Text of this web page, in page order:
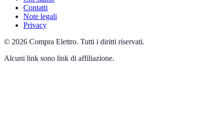
Contatti
Note legali
Privacy
© 2026 Compra Elettro. Tutti i diritti riservati.
Alcuni link sono link di affiliazione.